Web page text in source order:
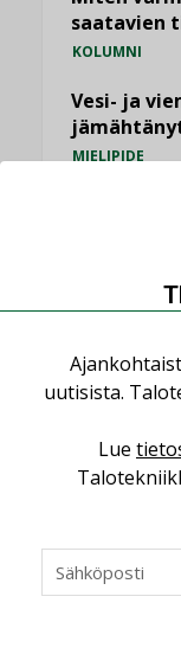
saatavien
KOLUMNI
Vesi- ja
MIELIPIDE
Consti
NIMITYKSET
NIMITYKSET
Granlund
uutisista.
Lue